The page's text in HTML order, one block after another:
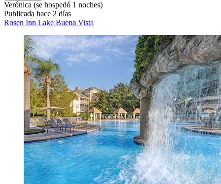
Verónica (se hospedó 1 noches)
Publicada hace 2 días
Rosen Inn Lake Buena Vista